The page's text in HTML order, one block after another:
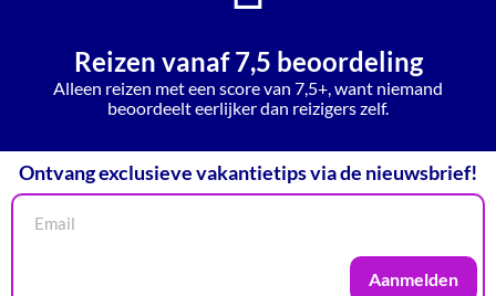
Reizen vanaf 7,5 beoordeling
Alleen reizen met een score van 7,5+, want niemand
beoordeelt eerlijker dan reizigers zelf.
Ontvang exclusieve vakantietips via de nieuwsbrief!
Aanmelden